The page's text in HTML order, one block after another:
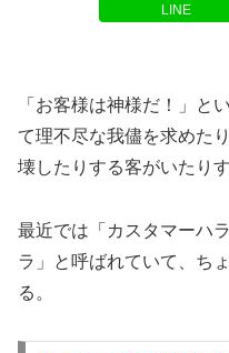
LINE
「お客様は神様だ！」と
て理不尽な我儘を求めた
壊したりする客がいたり
最近では「カスタマーハ
ラ」と呼ばれていて、ち
る。